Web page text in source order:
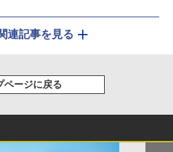
連記事を見る
ページに戻る